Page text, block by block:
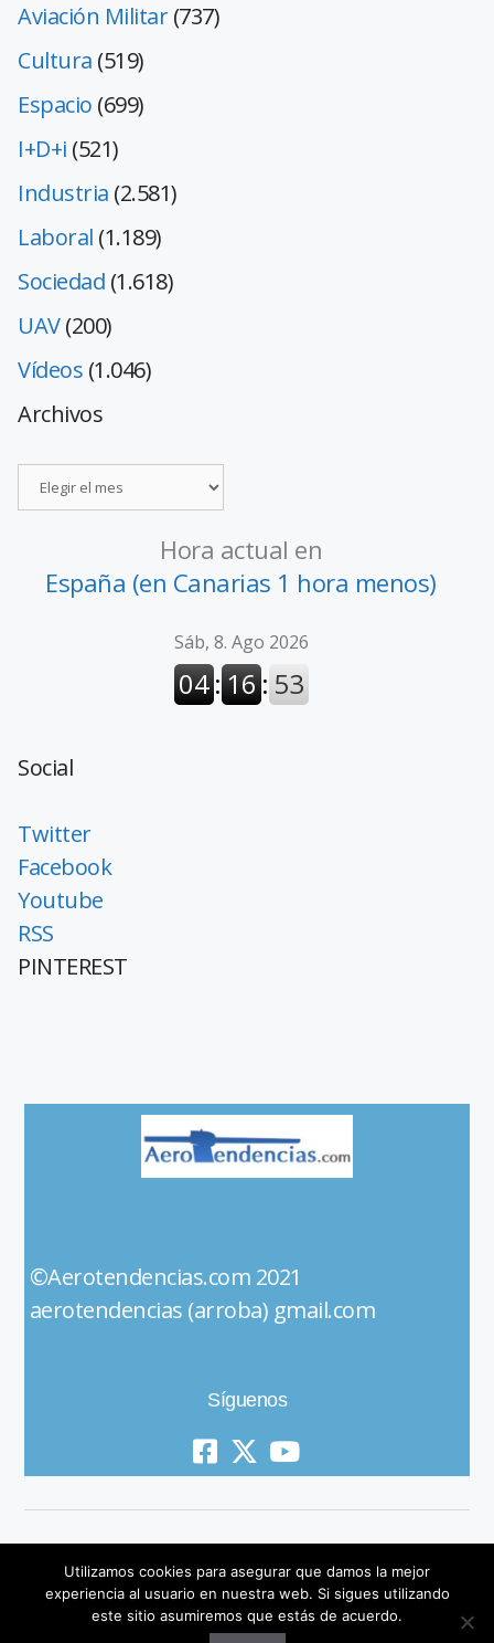
Aviación Militar(737)
Cultura (519)
Espacio (699)
I+D+i (521)
Industria (2.581)
Laboral (1.189)
Sociedad (1.618)
UAV(200)
Vídeos (1.046)
Archivos
Hora actual en
España (en Canarias 1 hora menos)
Social
Twitter
Facebook
Youtube
RSS
PINTEREST
©Aerotendencias.com 2021
aerotendencias (arroba) gmail.com
Síguenos
© 2019 All Rights Reserved
Utilizamos cookies para asegurar que damos la mejor
experiencia al usuario en nuestra web. Si sigues utilizando
este sitio asumiremos que estás de acuerdo.